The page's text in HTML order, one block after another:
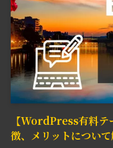
【WordPress有料
徴、メリットについ